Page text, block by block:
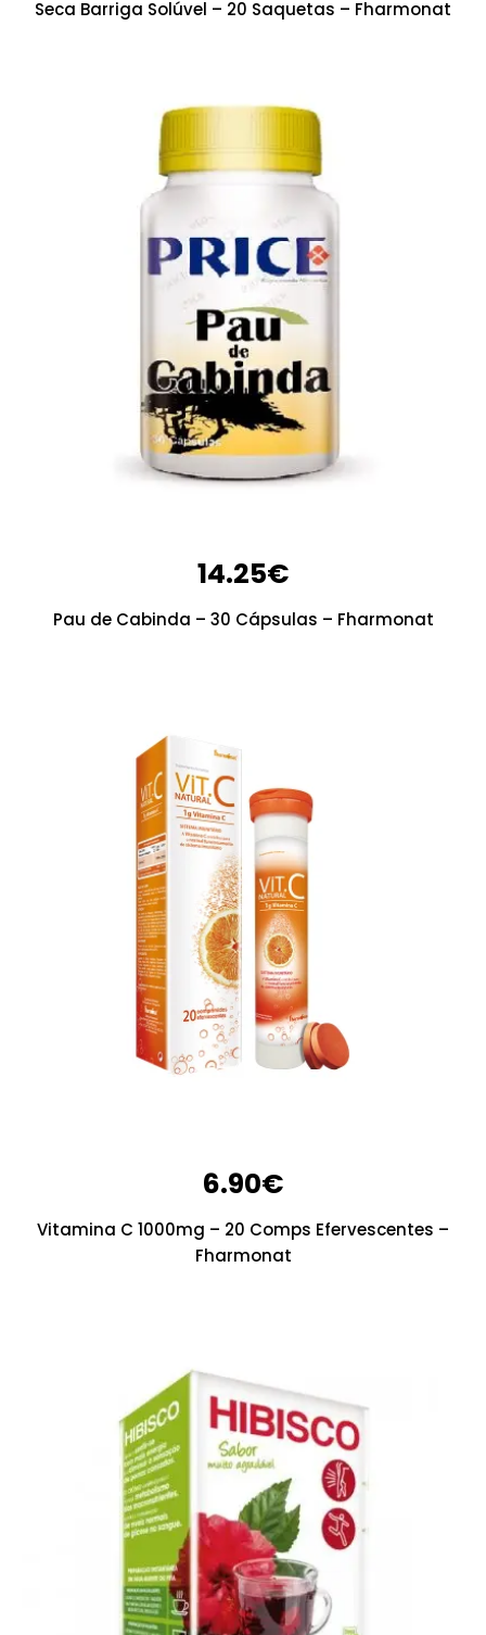
Seca Barriga Solúvel – 20 Saquetas – Fharmonat
14.25€
Pau de Cabinda – 30 Cápsulas – Fharmonat
6.90€
Vitamina C 1000mg – 20 Comps Efervescentes –
Fharmonat